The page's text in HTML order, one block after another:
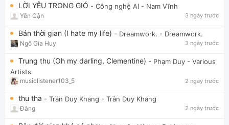
LỜI YÊU TRONG GIÓ - Công nghệ AI - Nam Vĩnh
Yến Cận 3 ngày trước
Bán thời gian (I hate my life) - Dreamwork. - Dreamwork.
Ngô Gia Huy 3 ngày trước
Trung thu (Oh my darling, Clementine) - Phạm Duy - Various
Artists
musiclistener103_5 2 ngày trước
thu tha - Trần Duy Khang - Trần Duy Khang
Đăng 2 ngày trước